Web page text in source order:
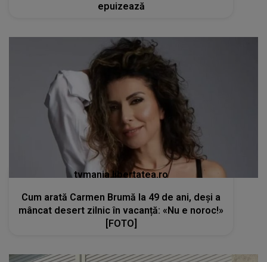
epuizează
tvmania.libertatea.ro
Cum arată Carmen Brumă la 49 de ani, deși a
mâncat desert zilnic în vacanță: «Nu e noroc!»
[FOTO]